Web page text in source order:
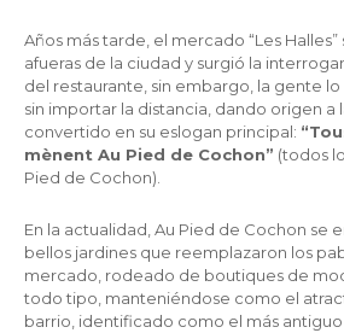
Años más tarde, el mercado “Les Halles”
afueras de la ciudad y surgió la
del restaurante, sin embargo, la gente
sin importar la distancia, dando origen a
convertido en su eslogan principal:
mènent Au Pied de Cochon” (todos
Pied de Cochon).
En la actualidad, Au Pied de Cochon se
bellos jardines que reemplazaron los
mercado, rodeado de boutiques de
todo tipo, manteniéndose como el
barrio, identificado como el más